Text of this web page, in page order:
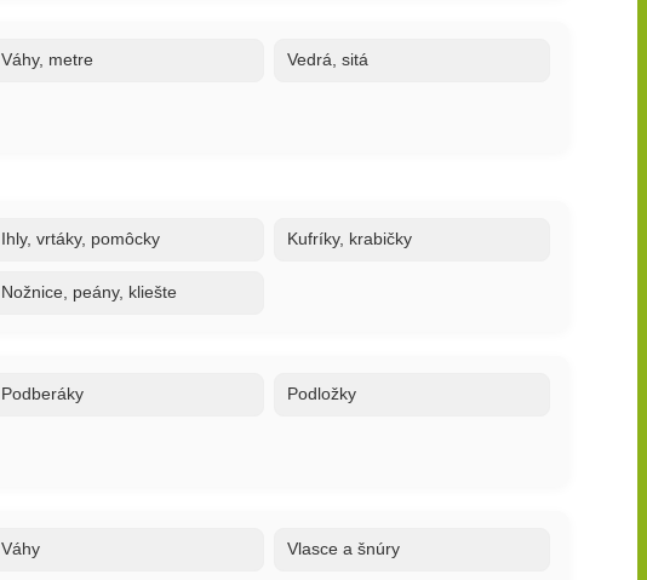
Váhy, metre Vedrá, sitá
Ihly, vrtáky, pomôcky Kufríky, krabičky
Nožnice, peány, kliešte
Podberáky Podložky
Váhy Vlasce a šnúry